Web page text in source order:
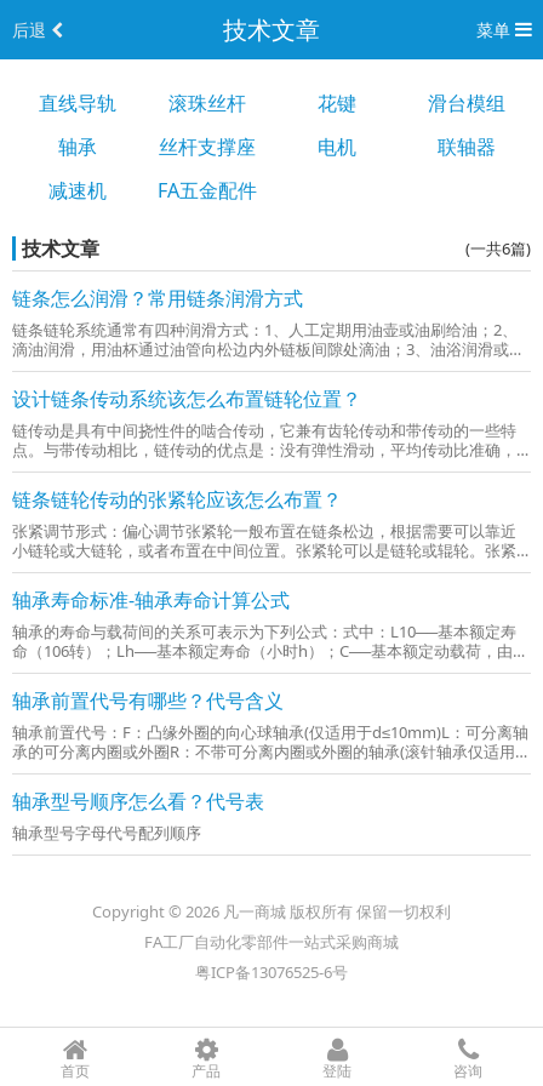
后退 技术文章 菜单
直线导轨 滚珠丝杆 花键
滑台模组
轴承
丝杆支撑座 电机
联轴器
减速机
FA五金配件
技术文章 (一共6篇)
链条怎么润滑？常用链条润滑方式
链条链轮系统通常有四种润滑方式：1、人工定期用油壶或油刷给油；2、
滴油润滑，用油杯通过油管向松边内外链板间隙处滴油；3、油浴润滑或飞
溅润滑，采用密封的传动箱体，前者链条及链轮一部分浸入油中，后者采
用直径较大的甩油盘溅油；4、油泵压力喷油润滑，用油泵经油管向链条...
设计链条传动系统该怎么布置链轮位置？
链传动是具有中间挠性件的啮合传动，它兼有齿轮传动和带传动的一些特
点。与带传动相比，链传动的优点是：没有弹性滑动，平均传动比准确，
传动效率稍高；张紧力小，轴与轴承所受载荷较小；结构紧凑，传递同样
的功率，轮廓尺寸较带传动小。与齿轮传动相比，链传动的优点是：中心
距可...
链条链轮传动的张紧轮应该怎么布置？
张紧调节形式：偏心调节张紧轮一般布置在链条松边，根据需要可以靠近
小链轮或大链轮，或者布置在中间位置。张紧轮可以是链轮或辊轮。张紧
链轮的齿数常等于小链轮齿数。张紧辊轮常用于垂直或接近于垂直的链传
动，其直径可取为（0.6～0.7）d，d为小链轮直径。张紧调节形式：...
轴承寿命标准-轴承寿命计算公式
轴承的寿命与载荷间的关系可表示为下列公式：式中：L10──基本额定寿
命（106转）；Lh──基本额定寿命（小时h）；C──基本额定动载荷，由轴
承类型、尺寸查表获得；P──当量动载荷（N），根据所受径向力、轴向力
合成计算；ft──温度系数，由表1查得；n──轴承...
轴承前置代号有哪些？代号含义
轴承前置代号：F：凸缘外圈的向心球轴承(仅适用于d≤10mm)L：可分离轴
承的可分离内圈或外圈R：不带可分离内圈或外圈的轴承(滚针轴承仅适用于
NA型)WS：推力圆柱滚子轴承轴圈GS：推力圆柱滚子轴承座圈KOW-：无
轴圈推力轴承KIW-：无座圈推力轴承LR：带可...
轴承型号顺序怎么看？代号表
轴承型号字母代号配列顺序
Copyright © 2026 凡一商城 版权所有 保留一切权利
FA工厂自动化零部件一站式采购商城
粤ICP备13076525-6号
首页 产品 登陆 咨询